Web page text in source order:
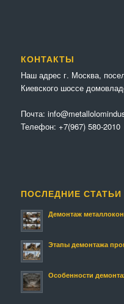
КОНТАКТЫ
Наш адрес г. Москва,
Киевского шоссе
Почта:
Телефон: +7(967) 580-2010
ПОСЛЕДНИЕ СТАТЬИ
Демонтаж
Этапы демонтажа
Особенности